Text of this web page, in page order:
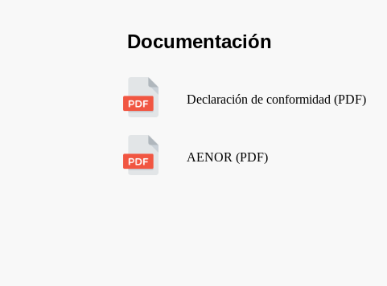
Documentación
Declaración de conformidad (PDF)
AENOR (PDF)